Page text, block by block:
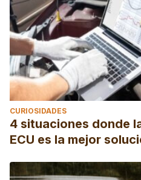
CURIOSIDADES
4 situaciones donde
ECU es la mejor